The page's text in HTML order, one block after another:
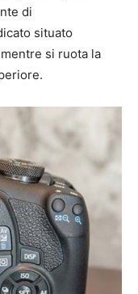
di
situato
si ruota la